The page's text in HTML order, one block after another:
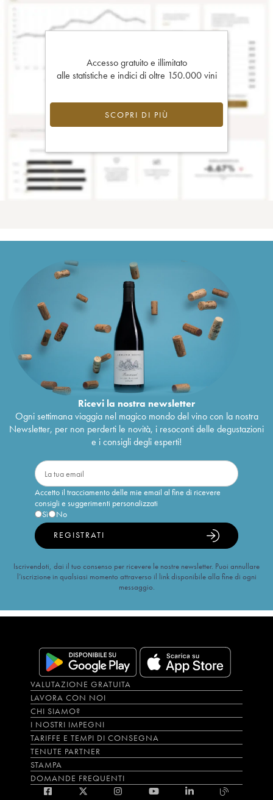
Accesso gratuito e illimitato
alle statistiche e indici di oltre 150.000 vini
SCOPRI DI PIÙ
Ricevi la nostra newsletter
Ogni settimana viaggia nel magico mondo del vino con la nostra
Newsletter, per non perderti le novità, i resoconti delle degustazioni
e i consigli degli esperti!
Accetto il tracciamento delle mie email al fine di ricevere
consigli e suggerimenti personalizzati
Sì
No
REGISTRATI
Iscrivendoti, dai il tuo consenso per ricevere le nostre newsletter. Puoi annullare
l’iscrizione in qualsiasi momento attraverso il link disponibile alla fine di ogni
messaggio.
VALUTAZIONE GRATUITA
LAVORA CON NOI
CHI SIAMO?
I NOSTRI IMPEGNI
TARIFFE E TEMPI DI CONSEGNA
TENUTE PARTNER
STAMPA
DOMANDE FREQUENTI